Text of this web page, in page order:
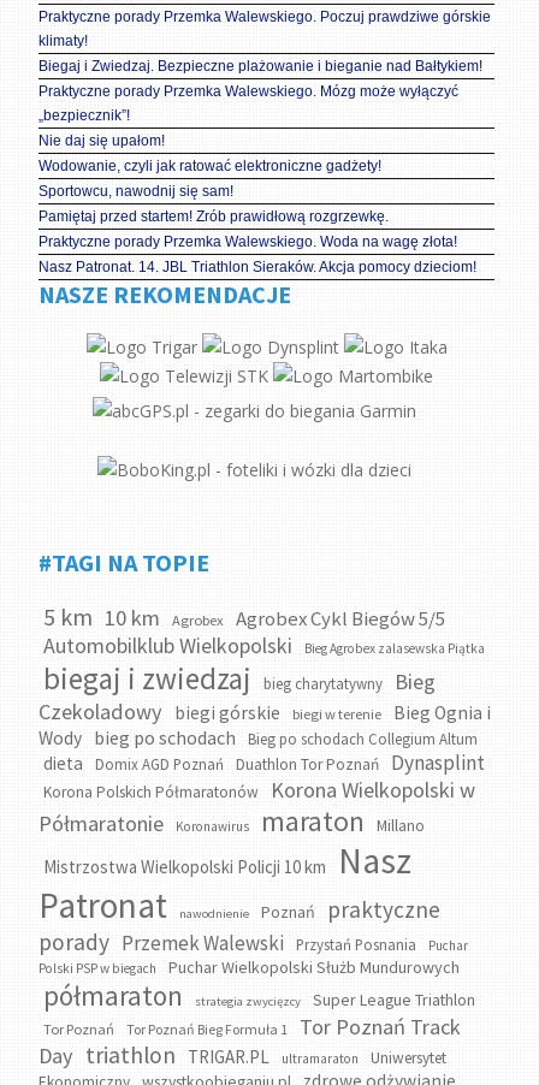
Praktyczne porady Przemka Walewskiego. Poczuj prawdziwe górskie
klimaty!
Biegaj i Zwiedzaj. Bezpieczne plażowanie i bieganie nad Bałtykiem!
Praktyczne porady Przemka Walewskiego. Mózg może wyłączyć
„bezpiecznik”!
Nie daj się upałom!
Wodowanie, czyli jak ratować elektroniczne gadżety!
Sportowcu, nawodnij się sam!
Pamiętaj przed startem! Zrób prawidłową rozgrzewkę.
Praktyczne porady Przemka Walewskiego. Woda na wagę złota!
Nasz Patronat. 14. JBL Triathlon Sieraków. Akcja pomocy dzieciom!
NASZE REKOMENDACJE
#TAGI NA TOPIE
5 km 10 km Agrobex Agrobex Cykl Biegów 5/5
Automobilklub Wielkopolski Bieg Agrobex zalasewska Piątka
biegaj i zwiedzaj bieg charytatywny
Bieg
Czekoladowy
biegi górskie biegi w terenie
Bieg Ognia i
Wody bieg po schodach Bieg po schodach Collegium Altum
dieta Domix AGD Poznań Duathlon Tor Poznań Dynasplint
Korona Polskich Półmaratonów
Korona Wielkopolski w
Półmaratonie
Koronawirus maraton Millano
Mistrzostwa Wielkopolski Policji 10 km
Nasz
Patronat
nawodnienie Poznań
praktyczne
porady Przemek Walewski Przystań Posnania
Puchar
Polski PSP w biegach
Puchar Wielkopolski Służb Mundurowych
półmaraton strategia zwycięzcy Super League Triathlon
Tor Poznań Tor Poznań Bieg Formuła 1
Tor Poznań Track
Day triathlon TRIGAR.PL ultramaraton
Uniwersytet